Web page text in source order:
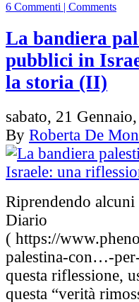
6 Commenti | Comments
La bandiera
pubblici in
la storia (II)
sabato, 21
By Roberta De
Riprendendo
Diario
( https://
palestina-con…-
questa riflessione,
questa “verità